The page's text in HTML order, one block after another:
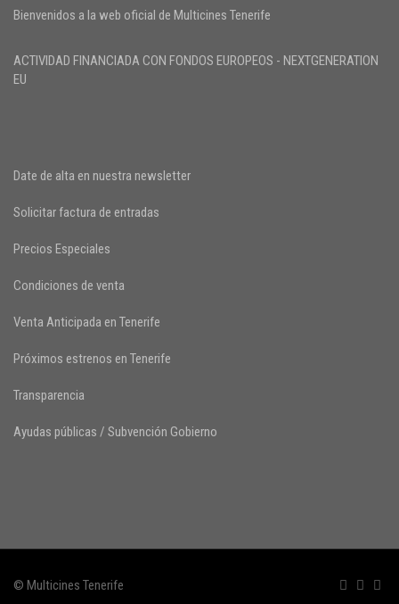
Bienvenidos a la web oficial de Multicines Tenerife
ACTIVIDAD FINANCIADA CON FONDOS EUROPEOS - NEXTGENERATION
EU
Date de alta en nuestra newsletter
Solicitar factura de entradas
Precios Especiales
Condiciones de venta
Venta Anticipada en Tenerife
Próximos estrenos en Tenerife
Transparencia
Ayudas públicas / Subvención Gobierno
© Multicines Tenerife